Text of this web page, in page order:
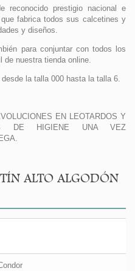
reconocido prestigio nacional e
fabrica todos sus calcetines y
y diseños.
para conjuntar con todos los
de nuestra tienda online.
la talla 000 hasta la talla 6.
EN LEOTARDOS Y
DE HIGIENE UNA VEZ
ALTO ALGODÓN